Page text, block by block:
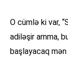
O cümlə ki var,
adiləşir amma,
başlayacaq